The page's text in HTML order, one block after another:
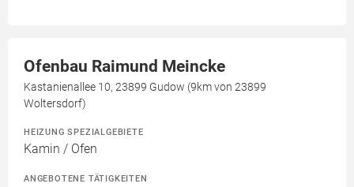
Ofenbau Raimund Meincke
Kastanienallee 10, 23899 Gudow (9km von 23899
Woltersdorf)
HEIZUNG SPEZIALGEBIETE
Kamin / Ofen
ANGEBOTENE TÄTIGKEITEN